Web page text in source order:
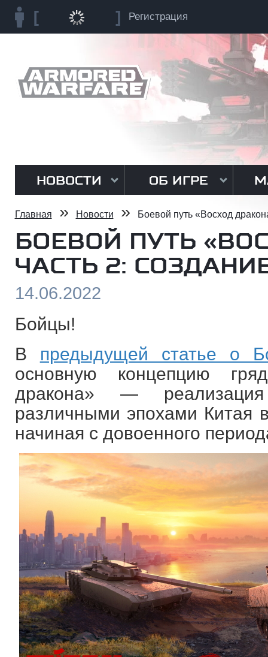
Регистрация
НОВОСТИ ОБ ИГРЕ
Главная » Новости » Боевой путь «Восход
БОЕВОЙ ПУТЬ
ЧАСТЬ 2:
14.06.2022
Бойцы!
В предыдущей статье о
основную концепцию
дракона» —
различными эпохами Китая
начиная с довоенного